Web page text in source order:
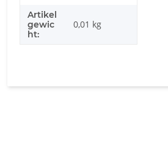
Artikel
gewic
ht:
0,01 kg